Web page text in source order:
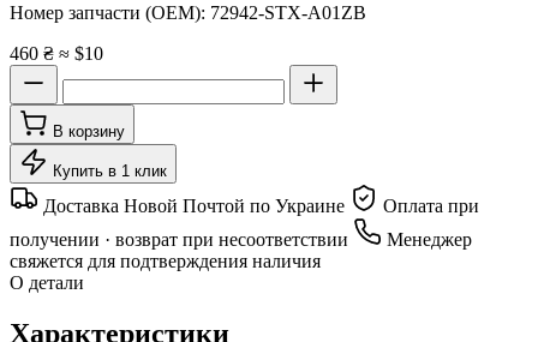
Номер запчасти (OEM): 72942-STX-A01ZB
460 ₴ ≈ $10
В корзину
Купить в 1 клик
Доставка Новой Почтой по Украине
Оплата при
получении · возврат при несоответствии
Менеджер
свяжется для подтверждения наличия
О детали
Характеристики